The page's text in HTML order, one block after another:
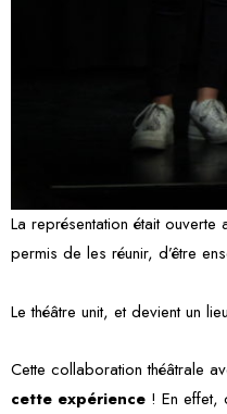
La représentation était
permis de les réunir, d’être
Le théâtre unit, et devient un
Cette collaboration théâtrale
cette expérience ! En effet,